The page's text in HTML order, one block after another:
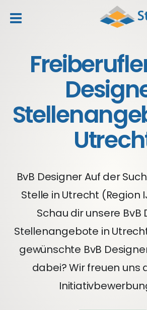
BvB Designer Auf der
Stelle in Utrecht (Region
Schau dir unsere BvB
Stellenangebote in
gewünschte BvB
dabei? Wir freuen uns
header_toggle_navigation